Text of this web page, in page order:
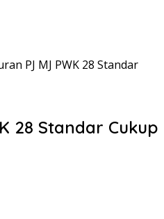
PJ MJ PWK 28 Standar
28 Standar Cukup